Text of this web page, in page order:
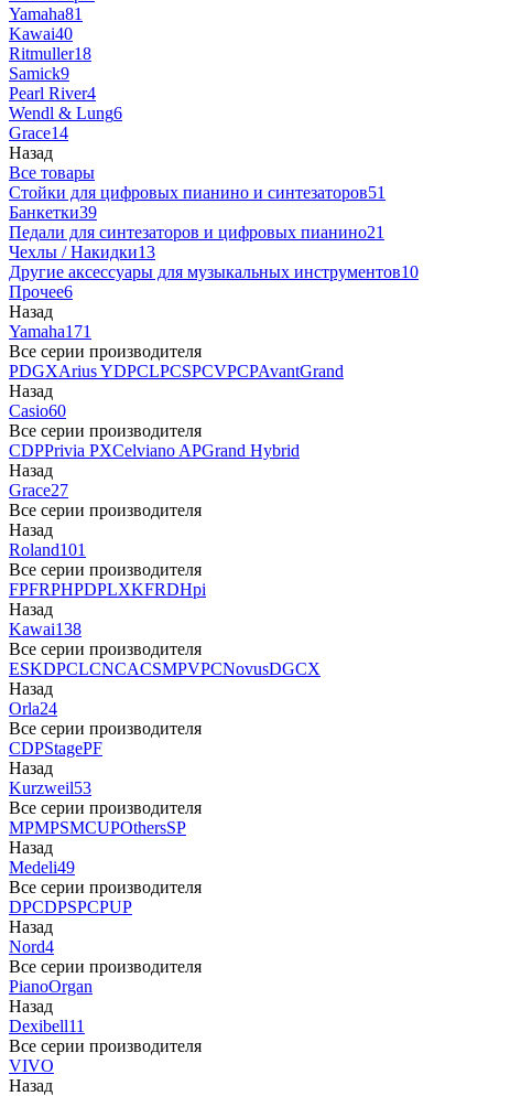
Yamaha81
Kawai40
Ritmuller18
Samick9
Pearl River4
Wendl & Lung6
Grace14
Назад
Все товары
Стойки для цифровых пианино и синтезаторов51
Банкетки39
Педали для синтезаторов и цифровых пианино21
Чехлы / Накидки13
Другие аксессуары для музыкальных инструментов10
Прочее6
Назад
Yamaha171
Все серии производителя
PDGXArius YDPCLPCSPCVPCPAvantGrand
Назад
Casio60
Все серии производителя
CDPPrivia PXCelviano APGrand Hybrid
Назад
Grace27
Все серии производителя
Назад
Roland101
Все серии производителя
FPFRPHPDPLXKFRDHpi
Назад
Kawai138
Все серии производителя
ESKDPCLCNCACSMPVPCNovusDGCX
Назад
Orla24
Все серии производителя
CDPStagePF
Назад
Kurzweil53
Все серии производителя
MPMPSMCUPOthersSP
Назад
Medeli49
Все серии производителя
DPCDPSPCPUP
Назад
Nord4
Все серии производителя
PianoOrgan
Назад
Dexibell11
Все серии производителя
VIVO
Назад